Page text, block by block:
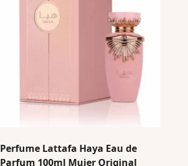
Perfume Lattafa Haya Eau de
Parfum 100ml Mujer Original